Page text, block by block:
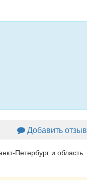
Добавить отзыв
Петербург и область